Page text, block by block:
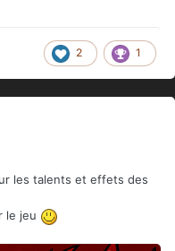
2 1
les talents et effets des
le jeu